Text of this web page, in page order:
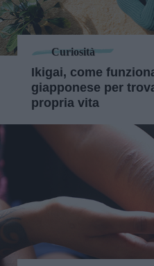
Curiosità
Ikigai, come
giapponese per
propria vita